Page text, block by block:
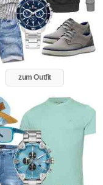
zum Outfit